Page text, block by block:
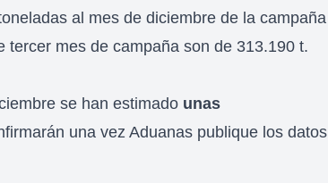
al mes de diciembre de la campaña
mes de campaña son de 313.190 t.
se han estimado unas
una vez Aduanas publique los datos